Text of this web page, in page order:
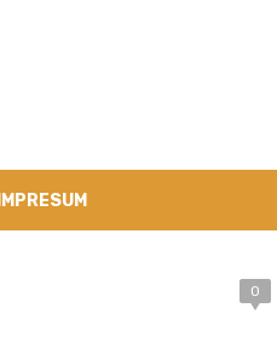
IMPRESUM
0